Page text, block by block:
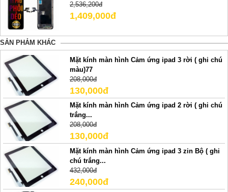
2,536,200đ
1,409,000đ
SẢN PHẢM KHÁC
Mặt kính màn hình Cảm ứng ipad 3 rời ( ghi chú
màu)77
208,000đ
130,000đ
Mặt kính màn hình Cảm ứng ipad 2 rời ( ghi chú
trắng...
208,000đ
130,000đ
Mặt kính màn hình Cảm ứng ipad 3 zin Bộ ( ghi
chú trắng...
432,000đ
240,000đ